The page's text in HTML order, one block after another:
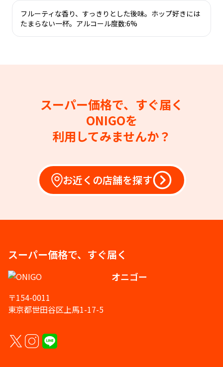
フルーティな香り、すっきりとした後味。ホップ好きには
たまらない一杯。アルコール度数:6%
スーパー価格で、すぐ届く
ONIGOを
利用してみませんか？
お近くの店舗を探す
スーパー価格で、すぐ届く
オニゴー
〒154-0011
東京都世田谷区上馬1-17-5